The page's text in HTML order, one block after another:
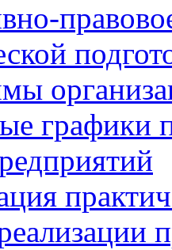
графики